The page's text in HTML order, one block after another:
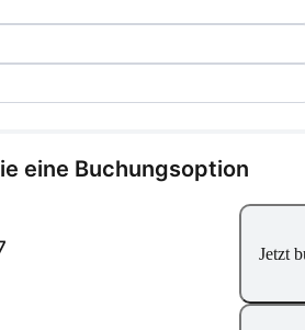
eine Buchungsoption
Jetzt